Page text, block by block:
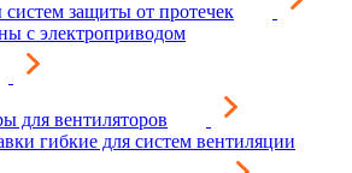
защиты от протечек
с электроприводом
для вентиляторов
гибкие для систем вентиляции